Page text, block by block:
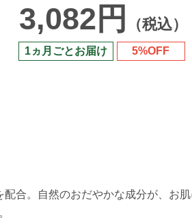
3,082円 （税込）
1ヵ月ごとお届け 5%OFF
合。自然のおだやかな成分が、お